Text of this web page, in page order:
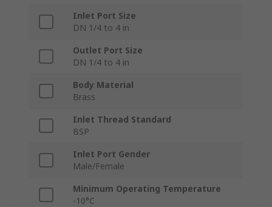
Inlet Port Size
DN 1/4 to 4 in
Outlet Port Size
DN 1/4 to 4 in
Body Material
Brass
Inlet Thread Standard
BSP
Inlet Port Gender
Male/Female
Minimum Operating Temperature
-10°C